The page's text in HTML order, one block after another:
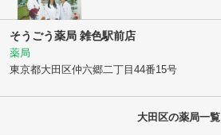
そうごう薬局 雑色駅前店
薬局
東京都大田区仲六郷二丁目44番15号
大田区の薬局一覧